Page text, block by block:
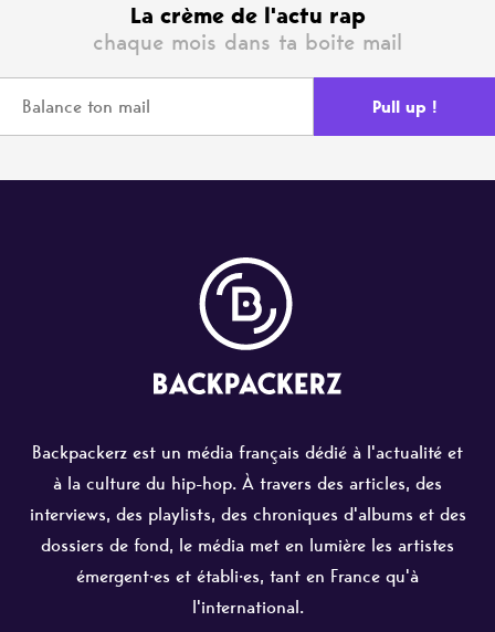
La crème de l'actu rap
chaque mois dans ta boite mail
Backpackerz est un média français dédié à l'actualité et
à la culture du hip-hop. À travers des articles, des
interviews, des playlists, des chroniques d'albums et des
dossiers de fond, le média met en lumière les artistes
émergent·es et établi·es, tant en France qu'à
l'international.